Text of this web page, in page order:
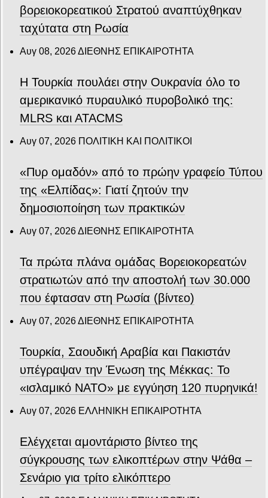
βορειοκορεατικού Στρατού αναπτύχθηκαν
ταχύτατα στη Ρωσία
Αυγ 08, 2026ΔΙΕΘΝΗΣ ΕΠΙΚΑΙΡΟΤΗΤΑ
Η Τουρκία πουλάει στην Ουκρανία όλο το
αμερικανικό πυραυλικό πυροβολικό της:
MLRS και ΑΤΑCMS
Αυγ 07, 2026 ΠΟΛΙΤΙΚΗ ΚΑΙ ΠΟΛΙΤΙΚΟΙ
«Πυρ ομαδόν» από το πρώην γραφείο Τύπου
της «Ελπίδας»: Γιατί ζητούν την
δημοσιοποίηση των πρακτικών
Αυγ 07, 2026ΔΙΕΘΝΗΣ ΕΠΙΚΑΙΡΟΤΗΤΑ
Τα πρώτα πλάνα ομάδας Βορειοκορεατών
στρατιωτών από την αποστολή των 30.000
που έφτασαν στη Ρωσία (βίντεο)
Αυγ 07, 2026ΔΙΕΘΝΗΣ ΕΠΙΚΑΙΡΟΤΗΤΑ
Τουρκία, Σαουδική Αραβία και Πακιστάν
υπέγραψαν την Ένωση της Μέκκας: Το
«ισλαμικό ΝΑΤΟ» με εγγύηση 120 πυρηνικά!
Αυγ 07, 2026 ΕΛΛΗΝΙΚΗ ΕΠΙΚΑΙΡΟΤΗΤΑ
Ελέγχεται αμοντάριστο βίντεο της
σύγκρουσης των ελικοπτέρων στην Ψάθα –
Σενάριο για τρίτο ελικόπτερο